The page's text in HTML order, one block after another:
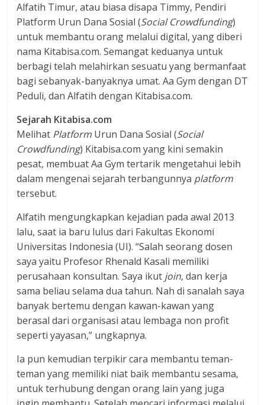
Alfatih Timur, atau biasa disapa Timmy, Pendiri
Platform Urun Dana Sosial (Social Crowdfunding)
untuk membantu orang melalui digital, yang diberi
nama Kitabisa.com. Semangat keduanya untuk
berbagi telah melahirkan sesuatu yang bermanfaat
bagi sebanyak-banyaknya umat. Aa Gym dengan DT
Peduli, dan Alfatih dengan Kitabisa.com.
Sejarah Kitabisa.com
Melihat Platform Urun Dana Sosial (Social
Crowdfunding) Kitabisa.com yang kini semakin
pesat, membuat Aa Gym tertarik mengetahui lebih
dalam mengenai sejarah terbangunnya platform
tersebut.
Alfatih mengungkapkan kejadian pada awal 2013
lalu, saat ia baru lulus dari Fakultas Ekonomi
Universitas Indonesia (UI). “Salah seorang dosen
saya yaitu Profesor Rhenald Kasali memiliki
perusahaan konsultan. Saya ikut join, dan kerja
sama beliau selama dua tahun. Nah di sanalah saya
banyak bertemu dengan kawan-kawan yang
berasal dari organisasi atau lembaga non profit
seperti yayasan,” ungkapnya.
Ia pun kemudian terpikir cara membantu teman-
teman yang memiliki niat baik membantu sesama,
untuk terhubung dengan orang lain yang juga